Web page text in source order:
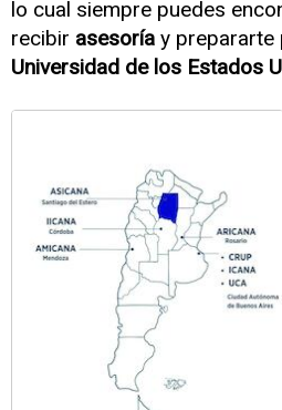
lo cual siempre puedes
recibir asesoría y prepararte
Universidad de los Estados